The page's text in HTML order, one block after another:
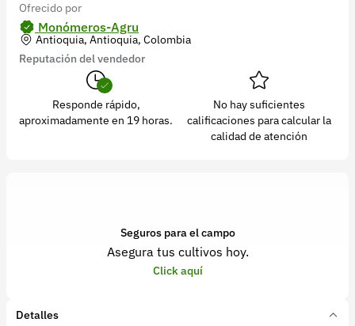
Ofrecido por
Monómeros-Agru
Antioquia, Antioquia, Colombia
Reputación del vendedor
Responde rápido,
aproximadamente en 19 horas.
No hay suficientes
calificaciones para calcular la
calidad de atención
Seguros para el campo
Asegura tus cultivos hoy.
Click aquí
Detalles
+57 323 2931928
contacto@croper.com
© 2026 Croper.com Todos los derechos reservados
Versión 5.45.0
Síguenos